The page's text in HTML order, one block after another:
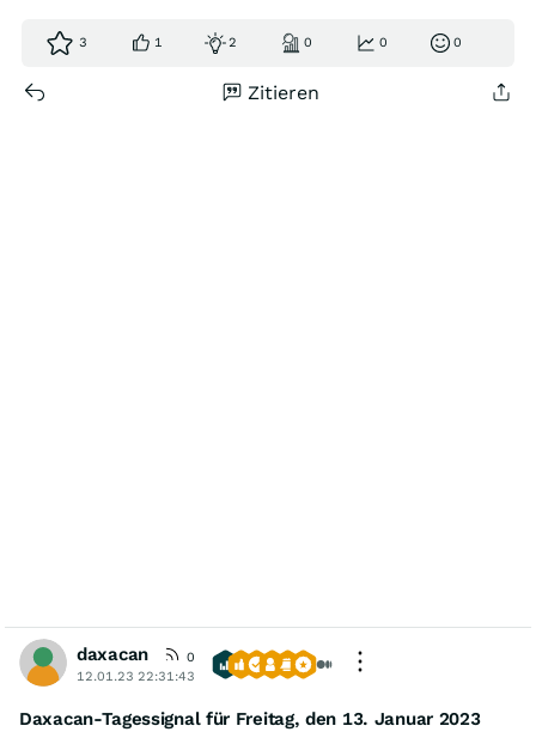
3 1 2 0 0 0
Zitieren
daxacan
0
12.01.23 22:31:43
Daxacan-Tagessignal für Freitag, den 13. Januar 2023